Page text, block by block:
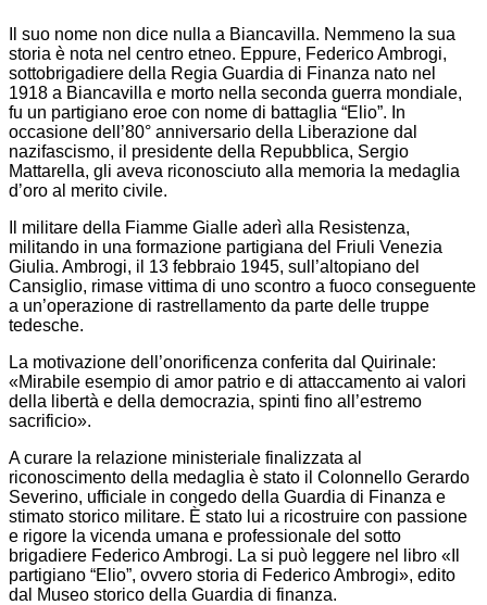
Il suo nome non dice nulla a Biancavilla. Nemmeno la sua
storia è nota nel centro etneo. Eppure, Federico Ambrogi,
sottobrigadiere della Regia Guardia di Finanza nato nel
1918 a Biancavilla e morto nella seconda guerra mondiale,
fu un partigiano eroe con nome di battaglia “Elio”. In
occasione dell’80° anniversario della Liberazione dal
nazifascismo, il presidente della Repubblica, Sergio
Mattarella, gli aveva riconosciuto alla memoria la medaglia
d’oro al merito civile.
Il militare della Fiamme Gialle aderì alla Resistenza,
militando in una formazione partigiana del Friuli Venezia
Giulia. Ambrogi, il 13 febbraio 1945, sull’altopiano del
Cansiglio, rimase vittima di uno scontro a fuoco conseguente
a un’operazione di rastrellamento da parte delle truppe
tedesche.
La motivazione dell’onorificenza conferita dal Quirinale:
«Mirabile esempio di amor patrio e di attaccamento ai valori
della libertà e della democrazia, spinti fino all’estremo
sacrificio».
A curare la relazione ministeriale finalizzata al
riconoscimento della medaglia è stato il Colonnello Gerardo
Severino, ufficiale in congedo della Guardia di Finanza e
stimato storico militare. È stato lui a ricostruire con passione
e rigore la vicenda umana e professionale del sotto
brigadiere Federico Ambrogi. La si può leggere nel libro «Il
partigiano “Elio”, ovvero storia di Federico Ambrogi», edito
dal Museo storico della Guardia di finanza.